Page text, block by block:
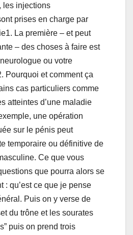
les injections
prises en charge par
La première – et peut
– des choses à faire est
ou votre
Pourquoi et comment ça
cas particuliers comme
atteintes d’une maladie
une opération
sur le pénis peut
temporaire ou définitive de
Ce que vous
que pourra alors se
: qu’est ce que je pense
Puis on y verse de
du trône et les sourates
puis on prend trois